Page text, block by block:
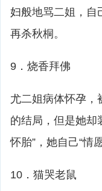
妇般地骂二姐，自
再杀秋桐。
9．烧香拜佛
尤二姐病体怀孕，
的结局，但是她却
怀胎”，她自己“情
10．猫哭老鼠